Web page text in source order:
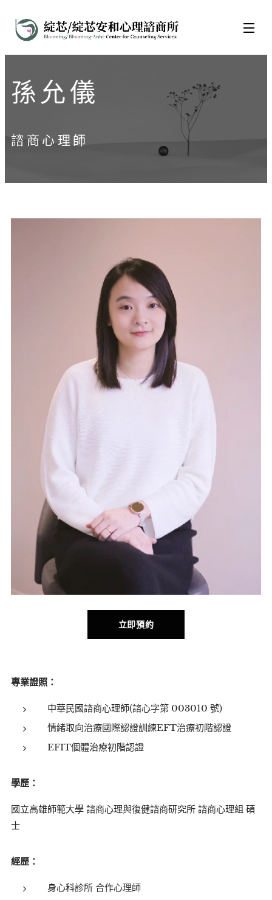
孫允儀
諮商心理師
立即預約
專業證照：
中華民國諮商心理師(諮心字第 003010 號)
情緒取向治療國際認證訓練EFT治療初階認證
EFIT個體治療初階認證
學歷：
國立高雄師範大學 諮商心理與復健諮商研究所 諮商心理組 碩
士
經歷：
身心科診所 合作心理師